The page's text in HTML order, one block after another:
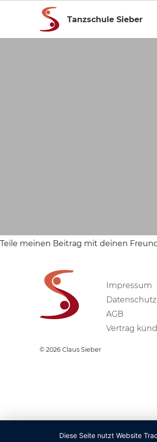
Tanzschule Sieber
Teile meinen Beitrag mit deinen
Diese Seite nutzt Website
Impressum
Datenschutz
AGB
Vertrag
© 2026 Claus Sieber